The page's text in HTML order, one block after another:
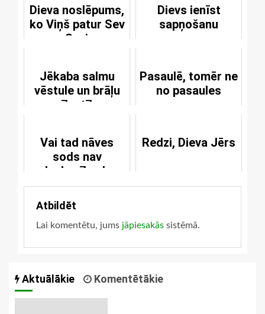
Dieva noslēpums,
ko Viņš patur Sev
un Saviem
Dievs ienīst
sapņošanu
Jēkaba salmu
vēstule un brāļu
mīlestība
Pasaulē, tomēr ne
no pasaules
Vai tad nāves
sods nav
slepkavība, ko
aizliedz piektais
bauslis?
Redzi, Dieva Jērs
Atbildēt
Lai komentētu, jums jāpiesakās sistēmā.
Aktuālākie Komentētākie